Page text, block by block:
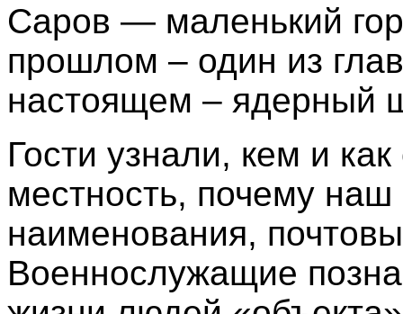
Саров — маленький
прошлом – один из
настоящем – ядерный
Гости узнали, кем и
местность, почему
наименования,
Военнослужащие